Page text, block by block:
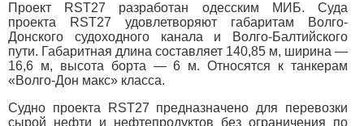
Проект RST27 разработан одесским МИБ. Суда
проекта RST27 удовлетворяют габаритам Волго-
Донского судоходного канала и Волго-Балтийского
пути. Габаритная длина составляет 140,85 м, ширина —
16,6 м, высота борта — 6 м. Относятся к танкерам
«Волго-Дон макс» класса.
Судно проекта RST27 предназначено для перевозки
сырой нефти и нефтепродуктов без ограничения по